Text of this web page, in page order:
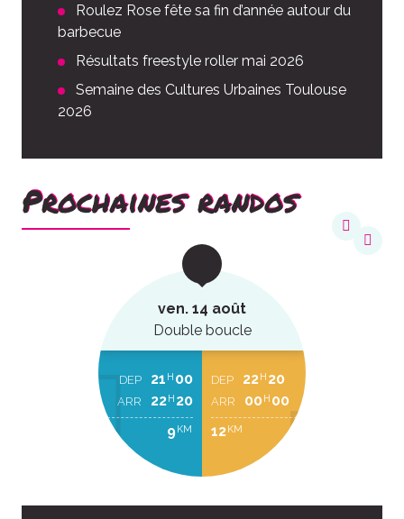
Roulez Rose fête sa fin d’année autour du
barbecue
Résultats freestyle roller mai 2026
Semaine des Cultures Urbaines Toulouse
2026
Prochaines randos
ven. 14 août
Double boucle
DEP 21 H 00
ARR 22H 20
9KM
DEP 22H 20
ARR 00H 00
12KM